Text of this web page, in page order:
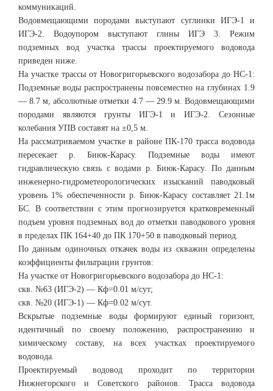
коммуникаций.
Водовмещающими породами выступают суглинки ИГЭ-1 и
ИГЭ-2. Водоупором выступают глины ИГЭ 3. Режим
подземных вод участка трассы проектируемого водовода
приведен ниже.
На участке трассы от Новогригорьевского водозабора до НС-1:
Подземные воды распространены повсеместно на глубинах 1.9
— 8.7 м, аб­солютные отметки 4.7 — 29.9 м. Водовмещающими
породами являются грунты ИГЭ-1 и ИГЭ-2. Сезонные
колебания УПВ составят на ±0,5 м.
На рассматриваемом участке в районе ПК-170 трасса водовода
пересекает р. Биюк-Карасу. Подземные воды имеют
гидравлическую связь с водами р. Биюк-Карасу. По данным
инженерно-гидрометеорологических изысканий паводковый
уровень 1% обеспеченности р. Биюк-Карасу составляет 21.1м
БС. В соответствии с этим прогнозируется кратковременный
подъем уровня подземных вод до отметки паводкового уровня
в пределах ПК 164+40 до ПК 170+50 в паводковый период.
По данным одиночных откачек воды из скважин определены
коэффициенты фильтрации грунтов:
На участке от Новогригорьевского водозабора до НС-1:
скв. №63 (ИГЭ-2) — Кф=0.01 м/сут;
скв. №20 (ИГЭ-1) — Кф=0.02 м/сут.
Вскрытые подземные воды формируют единый горизонт,
идентичный по своему положению, распространению и
химическому составу, на всех участках проектируемого
водовода.
Проектируемый водовод проходит по территории
Нижнегорского и Советского районов. Трасса водовода